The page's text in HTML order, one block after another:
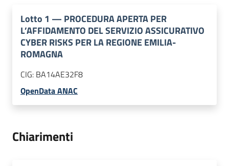
Lotto 1 — PROCEDURA APERTA PER
L’AFFIDAMENTO DEL SERVIZIO ASSICURATIVO
CYBER RISKS PER LA REGIONE EMILIA-
ROMAGNA
CIG: BA14AE32F8
OpenData ANAC
Chiarimenti